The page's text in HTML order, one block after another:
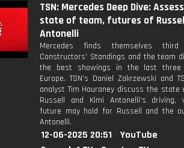
TSN: Mercedes Deep Dive:
state of team, futures of
Antonelli
Mercedes finds themselves
Constructors' Standings and the team
the best showings in the last
Europe. TSN's Daniel Zakrzewski and
analyst Tim Hauraney discuss the state
Russell and Kimi Antonelli's driving,
future may hold for Russell and the
Antonelli.
12-06-2025 20:51
YouTube